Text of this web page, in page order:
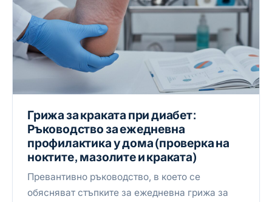
Грижа за краката при диабет:
Ръководство за ежедневна
профилактика у дома (проверка на
ноктите, мазолите и краката)
Превантивно ръководство, в което се
обясняват стъпките за ежедневна грижа за